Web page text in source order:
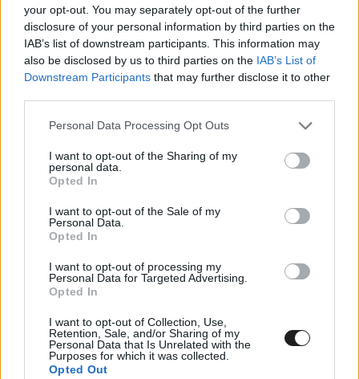
your opt-out. You may separately opt-out of the further
disclosure of your personal information by third parties on the
IAB’s list of downstream participants. This information may
also be disclosed by us to third parties on the IAB’s List of
Downstream Participants that may further disclose it to other
Please note that this website/app uses one or more Google
not limited to your visit or usage behaviour. You may click to
grant or deny consent to Google and its third-party tags to
use your data for below specified purposes in below Google
consent section.
Personal Data Processing Opt Outs
I want to opt-out of the Sharing of my
personal data.
Opted In
I want to opt-out of the Sale of my
Personal Data.
Opted In
I want to opt-out of processing my
Personal Data for Targeted Advertising.
Opted In
I want to opt-out of Collection, Use,
Retention, Sale, and/or Sharing of my
Personal Data that Is Unrelated with the
Purposes for which it was collected.
Opted Out
es csapatok költségvetése mellett, de persze az
FE kiadásainak mérsékléséhez nagyban
hozzájárul, hogy mindenki egyforma
engedélyezett a fejlesztési verseny. Ezt a limitet
lépte túl, ami még kismértékű szabályszegésnek
Érdekes adalék, hogy a költségtúllépést
konkrétan a csapat megszűntetésének
folyamata idézte elő. A McLaren tudatában volt a
túlköltekezésnek és azonnal jelezte is azt a
sorozat felügyelőszervezete felé, még mielőtt az
ezzel kapcsolatos vizsgálatok megindultak volna